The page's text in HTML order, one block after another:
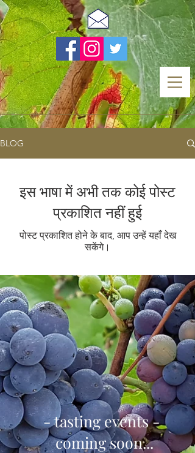
BLOG
इस भाषा में अभी तक कोई पोस्ट
प्रकाशित नहीं हुई
पोस्ट प्रकाशित होने के बाद, आप उन्हें यहाँ देख
सकेंगे।
- tasting events -
coming soon...